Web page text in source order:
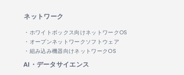
ネットワーク
・ホワイトボックス向けネットワークOS
・オープンネットワークソフトウェア
・組み込み機器向けネットワークOS
AI・データサイエンス